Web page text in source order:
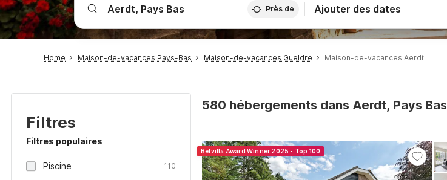
Près de Ajouter des dates
Home Maison-de-vacances Pays-Bas Maison-de-vacances Gueldre Maison-de-vacances Aerdt
Filtres
Filtres populaires
Piscine 110
580 hébergements dans Aerdt, Pays Bas
Belvilla Award Winner 2025 - Top 100